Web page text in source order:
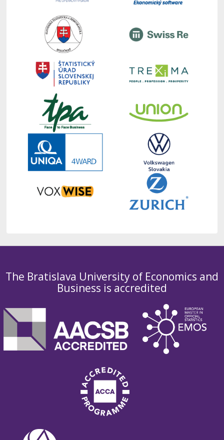
The Bratislava University of Economics and
Business is accredited